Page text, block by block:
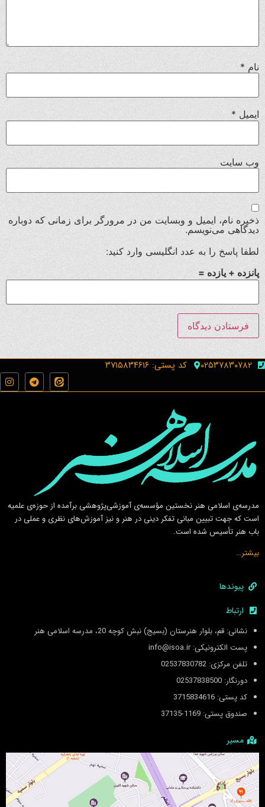
نام*
ایمیل *
وب‌ سایت
ذخیره نام، ایمیل و وبسایت من در مرورگر برای زمانی که دوباره
دیدگاهی می‌نویسم.
لطفا پاسخ را به عدد انگلیسی وارد کنید:
پانزده + یازده =
۰۲۵۳۷۸۳۰۷۸۲ کد پستی: ۳۷۱۵۸۳۴۶۱۶
مدرسه‌ی اسلامى هنر نخستين مؤسسه‌ی آموزشى‌پژوهشى برآمده از حوزه‌ی علميه
است كه جهت تبيين مبانى تفكر دينى در هنر و نيز آموزش‌هاى نظرى و عملى در
باب هنر تأسيس شده است.
بیشتر…
پیوندها
ارتباط
نشانی: قم، بلوار هنرستان (بسیج) نبش کوچه 20، مدرسه اسلامی هنر
پست الکترونیکی: info@isoa.ir
تلفن مرکزی: 02537830782
دورنگار: 02537838500
کد پستی: 3715834616
صندوق پستی: 1169-37135
مسیر